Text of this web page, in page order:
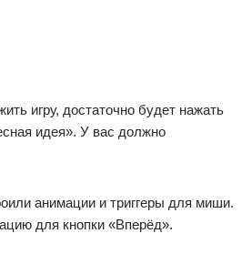
игру, достаточно будет нажать
идея». У вас должно
анимации и триггеры для миши.
для кнопки «Вперёд».